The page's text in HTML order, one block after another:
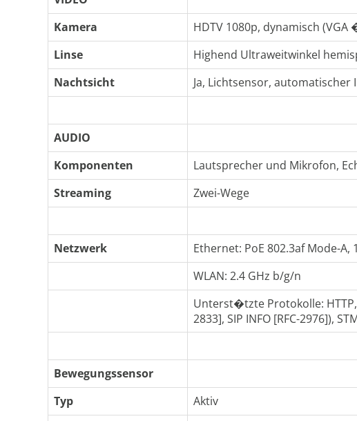
Kamera
HDTV 1080p, dynamisch (VGA
Linse
Highend Ultraweitwinkel
Nachtsicht
Ja, Lichtsensor, automatischer
AUDIO
Komponenten
Lautsprecher und Mikrofon,
Streaming
Zwei-Wege
Netzwerk
Ethernet: PoE 802.3af Mode-A,
WLAN: 2.4 GHz b/g/n
Unterst�tzte Protokolle: HTTP,
2833], SIP INFO [RFC-2976]),
Bewegungssensor
Typ
Aktiv